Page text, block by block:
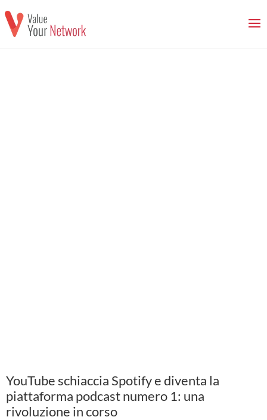
YouTube schiaccia Spotify e diventa la
piattaforma podcast numero 1: una
rivoluzione in corso